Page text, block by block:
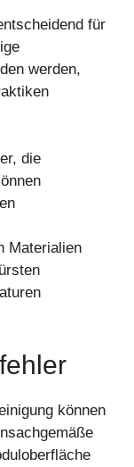
für
werden,
die
Materialien
können